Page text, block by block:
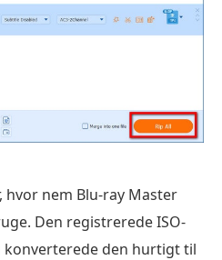
hvor nem Blu-ray Master
Den registrerede ISO-
den hurtigt til